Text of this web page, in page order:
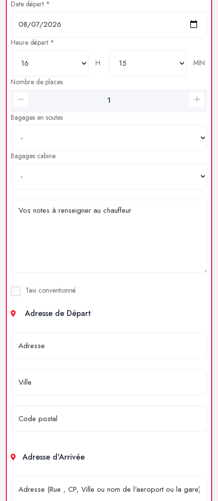
Date départ *
Heure départ *
H
MIN
Nombre de places
Bagages en soutes
Bagages cabine
Taxi conventionné
Adresse de Départ
Adresse d'Arrivée